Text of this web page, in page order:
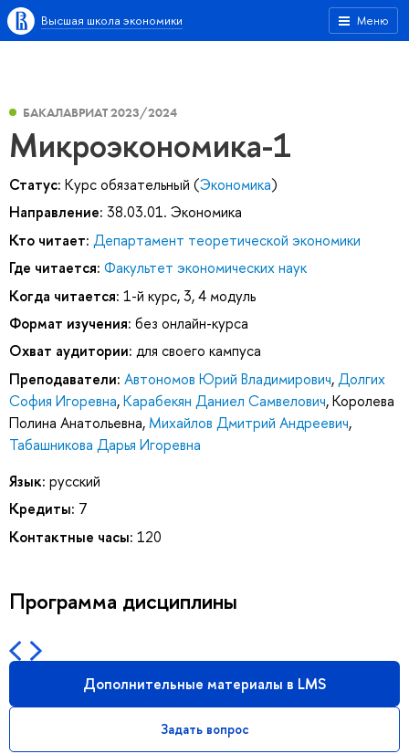
Меню
Высшая школа экономики
БАКАЛАВРИАТ 2023/2024
Микроэкономика-1
Статус: Курс обязательный (Экономика)
Направление: 38.03.01. Экономика
Кто читает: Департамент теоретической экономики
Где читается: Факультет экономических наук
Когда читается: 1-й курс, 3, 4 модуль
Формат изучения: без онлайн-курса
Охват аудитории: для своего кампуса
Преподаватели: Автономов Юрий Владимирович,Долгих
София Игоревна,Карабекян Даниел Самвелович,Королева
Полина Анатольевна, Михайлов Дмитрий Андреевич,
Табашникова Дарья Игоревна
Язык: русский
Кредиты: 7
Контактные часы: 120
Программа дисциплины
Дополнительные материалы в LMS
Задать вопрос